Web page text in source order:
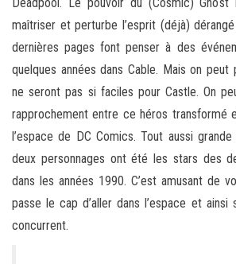
maîtriser et perturbe l’esprit (déjà) dérangé
dernières pages font penser à des
quelques années dans Cable. Mais on
ne seront pas si faciles pour Castle. On
rapprochement entre ce héros transformé
l’espace de DC Comics. Tout aussi
deux personnages ont été les stars des
dans les années 1990. C’est amusant de
passe le cap d’aller dans l’espace et
concurrent.